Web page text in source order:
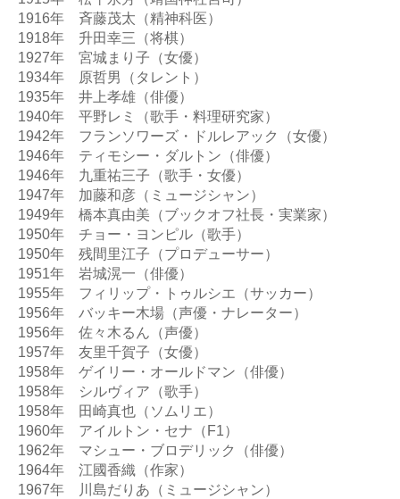
1916年　斉藤茂太（精神科医）
1918年　升田幸三（将棋）
1927年　宮城まり子（女優）
1934年　原哲男（タレント）
1935年　井上孝雄（俳優）
1940年　平野レミ（歌手・料理研究家）
1942年　フランソワーズ・ドルレアック（女優）
1946年　ティモシー・ダルトン（俳優）
1946年　九重祐三子（歌手・女優）
1947年　加藤和彦（ミュージシャン）
1949年　橋本真由美（ブックオフ社長・実業家）
1950年　チョー・ヨンピル（歌手）
1950年　残間里江子（プロデューサー）
1951年　岩城滉一（俳優）
1955年　フィリップ・トゥルシエ（サッカー）
1956年　バッキー木場（声優・ナレーター）
1956年　佐々木るん（声優）
1957年　友里千賀子（女優）
1958年　ゲイリー・オールドマン（俳優）
1958年　シルヴィア（歌手）
1958年　田崎真也（ソムリエ）
1960年　アイルトン・セナ（F1）
1962年　マシュー・ブロデリック（俳優）
1964年　江國香織（作家）
1967年　川島だりあ（ミュージシャン）